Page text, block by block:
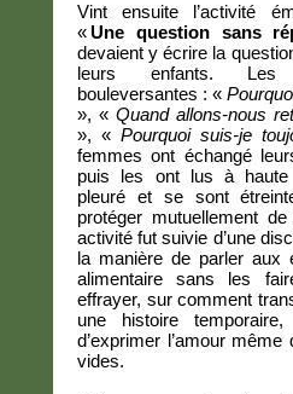
Vint ensuite l’activité
«Une question sans
devaient y écrire la
leurs enfants. Les
bouleversantes : «
», « Quand allons-nous
», « Pourquoi suis-je
femmes ont échangé
puis les ont lus à haute
pleuré et se sont
protéger mutuellement de
activité fut suivie d’une
la manière de parler aux
alimentaire sans les
effrayer, sur comment
une histoire
d’exprimer l’amour
vides.